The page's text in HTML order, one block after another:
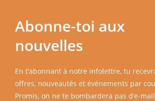
Abonne-toi aux
nouvelles
En t’abonnant à notre infolettre, tu
offres, nouveautés et événements par
Promis, on ne te bombardera pas d’e-